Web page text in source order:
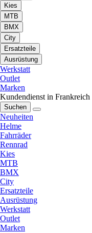
Kies
MTB
BMX
City
Ersatzteile
Ausrüstung
Werkstatt
Outlet
Marken
Kundendienst in Frankreich
Suchen
Neuheiten
Helme
Fahrräder
Rennrad
Kies
MTB
BMX
City
Ersatzteile
Ausrüstung
Werkstatt
Outlet
Marken